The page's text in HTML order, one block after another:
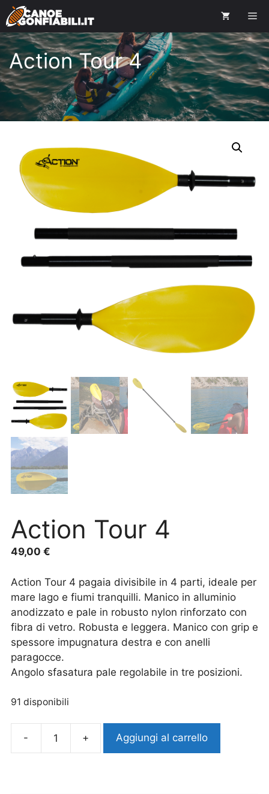
Action Tour 4
Action Tour 4
49,00 €
Action Tour 4 pagaia divisibile in 4 parti, ideale per
mare lago e fiumi tranquilli. Manico in alluminio
anodizzato e pale in robusto nylon rinforzato con
fibra di vetro. Robusta e leggera. Manico con grip e
spessore impugnatura destra e con anelli
paragocce.
Angolo sfasatura pale regolabile in tre posizioni.
91 disponibili
- + Aggiungi al carrello